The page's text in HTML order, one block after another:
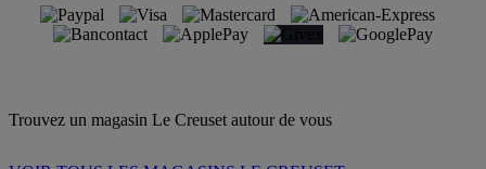
Trouvez un magasin Le Creuset autour de vous